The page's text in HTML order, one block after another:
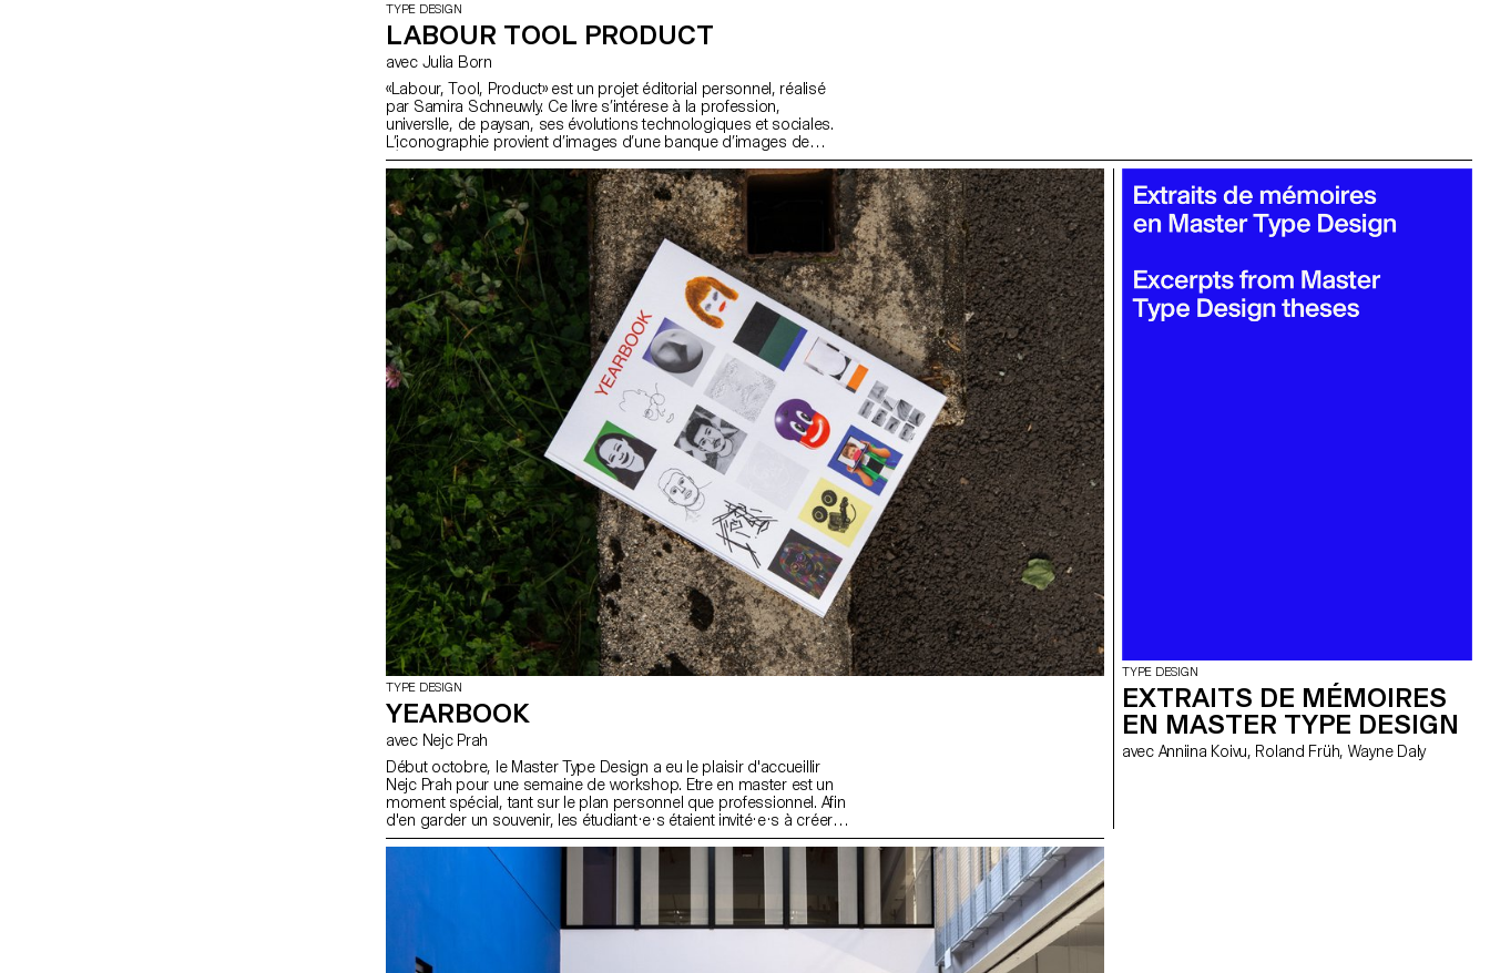
TYPE DESIGN
LABOUR TOOL PRODUCT
avec Julia Born
«Labour, Tool, Product» est un projet éditorial personnel, réalisé
par Samira Schneuwly. Ce livre s’intérese à la profession,
universlle, de paysan, ses évolutions technologiques et sociales.
L’iconographie provient d’images d’une banque d’images de
l’École Polytechnique Fédérale de Zürich, ainsi que des livres
d’inventaire de son grand-père et son arrière-grand-père.
TYPE DESIGN
YEARBOOK
avec Nejc Prah
Début octobre, le Master Type Design a eu le plaisir d'accueillir
Nejc Prah pour une semaine de workshop. Etre en master est un
moment spécial, tant sur le plan personnel que professionnel. Afin
d'en garder un souvenir, les étudiant·e·s étaient invité·e·s à créer
un Yearbook. Première et deuxième années étaient répartis par
paires, et ont réalisé une contribution sur leur partenaire. Dessins,
collages, lettrages, croquis, motifs, models 3D,... Explorations et
expérimentations étaient les bienvenues. Il en a résulté une
publication joyeuse et colorée, montrant une diversité d'approches
et de personnalités. Après un effort collectif pour produire le livre le
dernier jour, chaque étudiant et étudiante a pu repartir avec une
copie, en souvenir.
TYPE DESIGN
EXTRAITS DE MÉMOIRES
EN MASTER TYPE DESIGN
avec Anniina Koivu, Roland Früh, Wayne Daly